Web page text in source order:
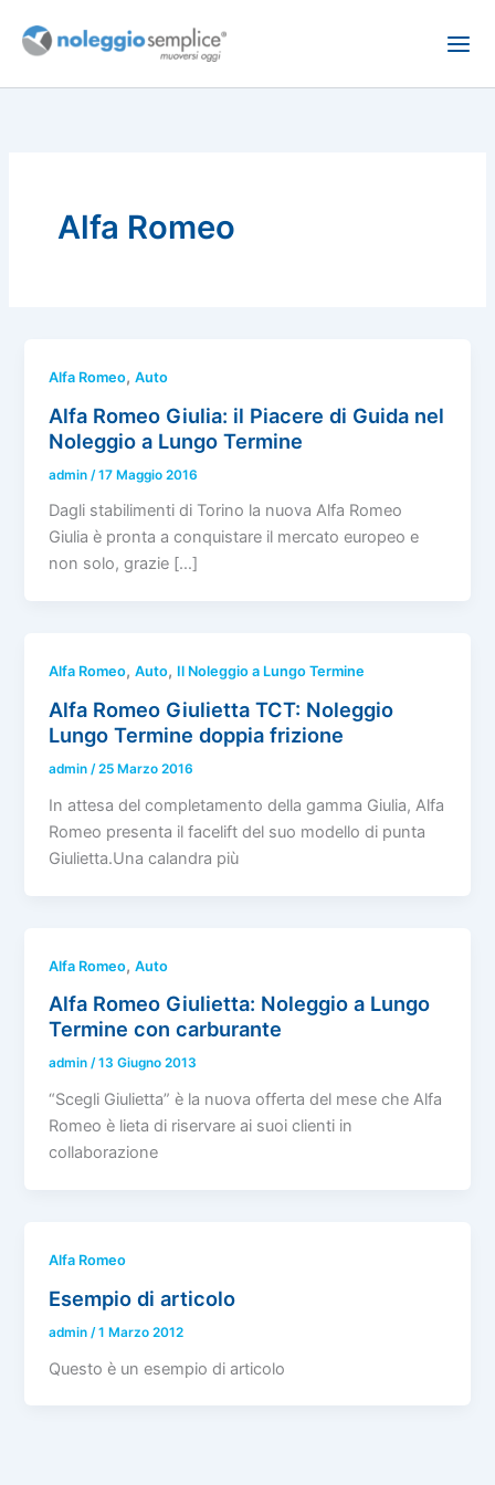
Alfa Romeo
Alfa Romeo,Auto
Alfa Romeo Giulia: il Piacere di Guida nel
Noleggio a Lungo Termine
admin /17 Maggio 2016
Dagli stabilimenti di Torino la nuova Alfa Romeo
Giulia è pronta a conquistare il mercato europeo e
non solo, grazie […]
Alfa Romeo,Auto, Il Noleggio a Lungo Termine
Alfa Romeo Giulietta TCT: Noleggio
Lungo Termine doppia frizione
admin/25 Marzo 2016
In attesa del completamento della gamma Giulia, Alfa
Romeo presenta il facelift del suo modello di punta
Giulietta.Una calandra più
Alfa Romeo,Auto
Alfa Romeo Giulietta: Noleggio a Lungo
Termine con carburante
admin/13 Giugno 2013
“Scegli Giulietta” è la nuova offerta del mese che Alfa
Romeo è lieta di riservare ai suoi clienti in
collaborazione
Alfa Romeo
Esempio di articolo
admin /1 Marzo 2012
Questo è un esempio di articolo